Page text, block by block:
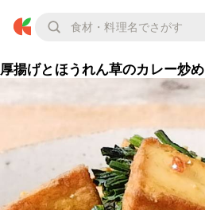
厚揚げとほうれん草のカレー炒め